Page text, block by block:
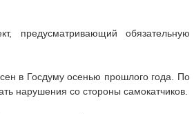
предусматривающий обязательную
в Госдуму осенью прошлого года. По
нарушения со стороны самокатчиков.